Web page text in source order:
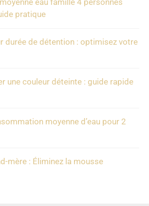
eau famille 4 personnes
pratique
durée de détention : optimisez votre
une couleur déteinte : guide rapide
moyenne d’eau pour 2
mère : Éliminez la mousse